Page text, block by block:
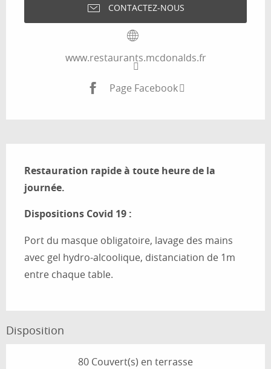
CONTACTEZ-NOUS
www.restaurants.mcdonalds.fr
Page Facebook
Restauration rapide à toute heure de la
journée.
Dispositions Covid 19 :
Port du masque obligatoire, lavage des mains
avec gel hydro-alcoolique, distanciation de 1m
entre chaque table.
Disposition
80 Couvert(s) en terrasse